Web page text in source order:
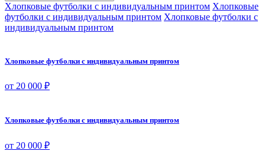
Хлопковые футболки с индивидуальным принтом Хлопковые
футболки с индивидуальным принтом Хлопковые футболки с
индивидуальным принтом
Хлопковые футболки с индивидуальным принтом
от 20 000 ₽
Хлопковые футболки с индивидуальным принтом
от 20 000 ₽